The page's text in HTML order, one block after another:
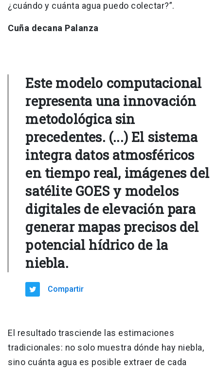
¿cuándo y cuánta agua puedo colectar?”.
Cuña decana Palanza
Este modelo computacional
representa una innovación
metodológica sin
precedentes. (...) El sistema
integra datos atmosféricos
en tiempo real, imágenes del
satélite GOES y modelos
digitales de elevación para
generar mapas precisos del
potencial hídrico de la
niebla.
Compartir
El resultado trasciende las estimaciones
tradicionales: no solo muestra dónde hay niebla,
sino cuánta agua es posible extraer de cada